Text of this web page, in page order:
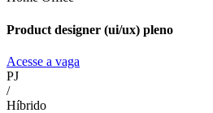
Product designer (ui/ux) pleno
Acesse a vaga
PJ
/
Híbrido